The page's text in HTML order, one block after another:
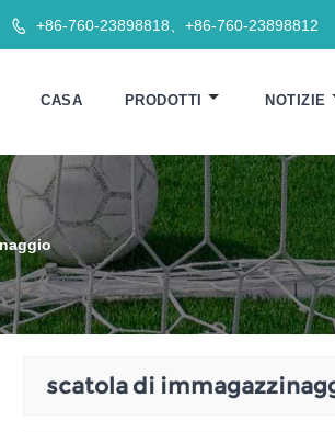
 +86-760-23898818、+86-760-23898812
CASA PRODOTTI NOTIZIE
scatola di